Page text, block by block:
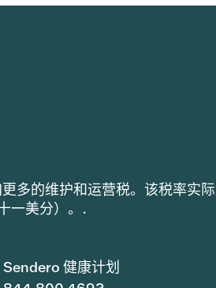
多的维护和运营税。该税率实际
一美分）。.
Sendero 健康计划